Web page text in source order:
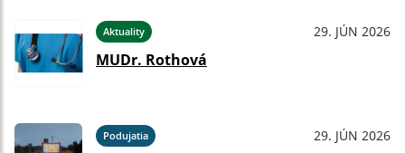
Aktuality 29. JÚN 2026
MUDr. Rothová
Podujatia 29. JÚN 2026